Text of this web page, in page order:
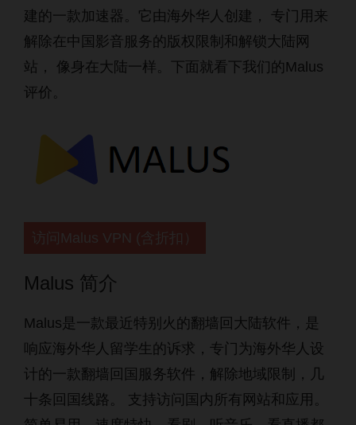
建的一款加速器。它由海外华人创建， 专门用来
解除在中国影音服务的版权限制和解锁大陆网
站， 像身在大陆一样。下面就看下我们的Malus
评价。
访问Malus VPN (含折扣）
Malus 简介
Malus是一款最近特别火的翻墙回大陆软件，是
响应海外华人留学生的诉求，专门为海外华人设
计的一款翻墙回国服务软件，解除地域限制，几
十条回国线路。 支持访问国内所有网站和应用。